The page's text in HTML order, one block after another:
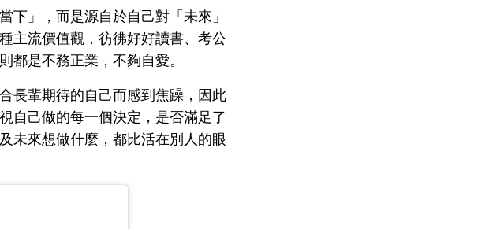
下」，而是源自於自己對「未來」
主流價值觀，彷彿好好讀書、考公
都是不務正業，不夠自愛。
長輩期待的自己而感到焦躁，因此
自己做的每一個決定，是否滿足了
未來想做什麼，都比活在別人的眼